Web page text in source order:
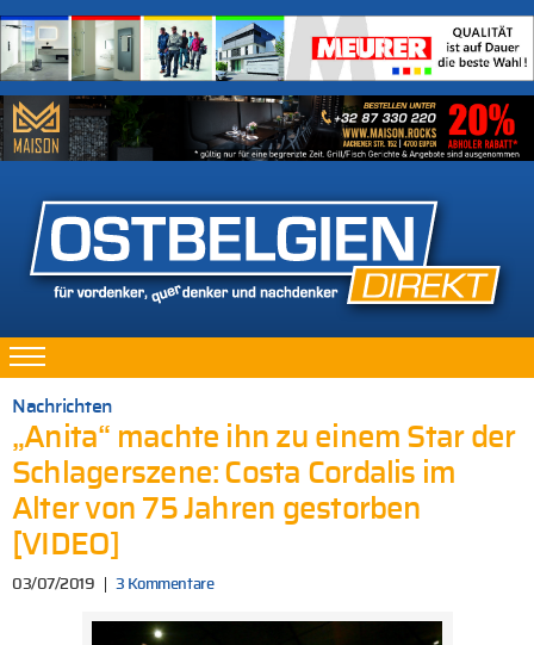
Nachrichten
„Anita“ machte ihn zu einem Star der
Schlagerszene: Costa Cordalis im
Alter von 75 Jahren gestorben
[VIDEO]
03/07/2019 3 Kommentare